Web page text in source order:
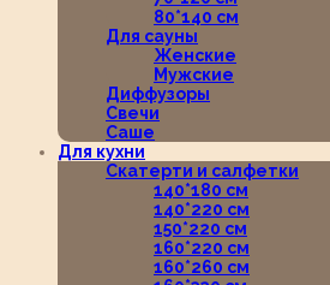
80*140 см
Для сауны
Женские
Мужские
Диффузоры
Свечи
Саше
Для кухни
Скатерти и салфетки
140*180 см
140*220 см
150*220 см
160*220 см
160*260 см